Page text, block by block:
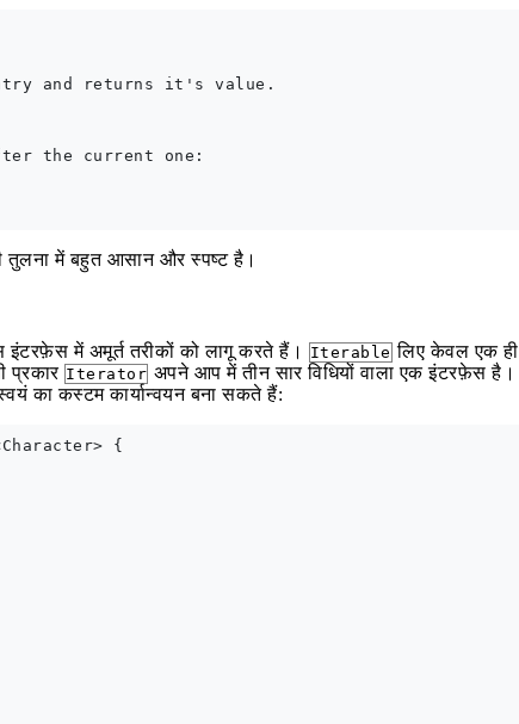
and returns it's value.
the current one:
तुलना में बहुत आसान और स्पष्ट है।
में अमूर्त तरीकों को लागू करते हैं। Iterable लिए केवल एक ही
प्रकार Iterator अपने आप में तीन सार विधियों वाला एक इंटरफ़ेस है।
का कस्टम कार्यान्वयन बना सकते हैं:
{